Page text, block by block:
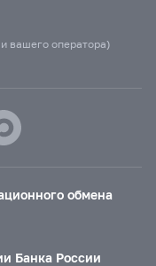
вашего оператора)
обмена
Банка России